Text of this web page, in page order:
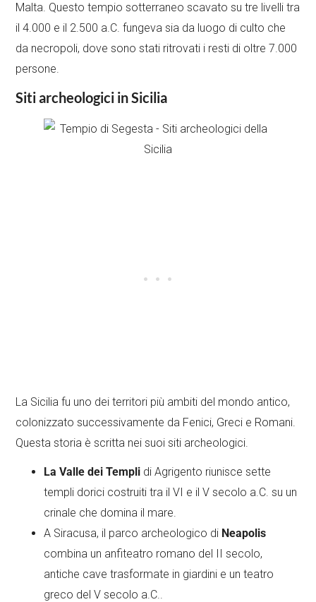
Malta. Questo tempio sotterraneo scavato su tre livelli tra
il 4.000 e il 2.500 a.C. fungeva sia da luogo di culto che
da necropoli, dove sono stati ritrovati i resti di oltre 7.000
persone.
Siti archeologici in Sicilia
La Sicilia fu uno dei territori più ambiti del mondo antico,
colonizzato successivamente da Fenici, Greci e Romani.
Questa storia è scritta nei suoi siti archeologici.
La Valle dei Templi di Agrigento riunisce sette
templi dorici costruiti tra il VI e il V secolo a.C. su un
crinale che domina il mare.
A Siracusa, il parco archeologico di Neapolis
combina un anfiteatro romano del II secolo,
antiche cave trasformate in giardini e un teatro
greco del V secolo a.C..